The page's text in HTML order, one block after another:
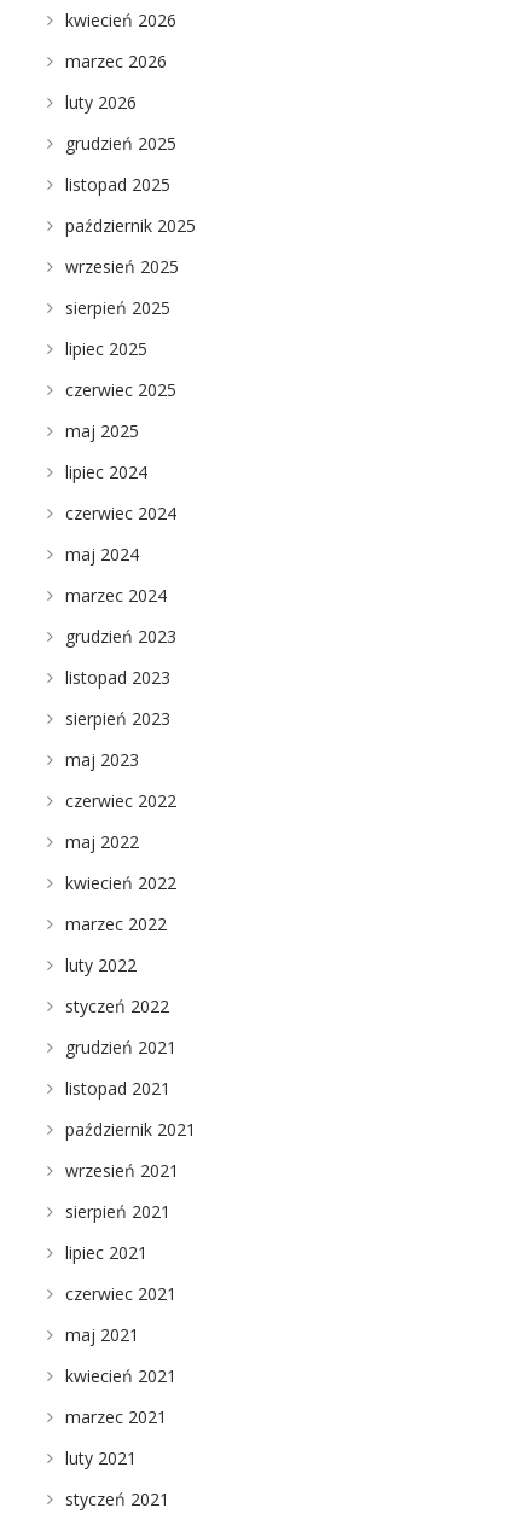
kwiecień 2026
marzec 2026
luty 2026
grudzień 2025
listopad 2025
październik 2025
wrzesień 2025
sierpień 2025
lipiec 2025
czerwiec 2025
maj 2025
lipiec 2024
czerwiec 2024
maj 2024
marzec 2024
grudzień 2023
listopad 2023
sierpień 2023
maj 2023
czerwiec 2022
maj 2022
kwiecień 2022
marzec 2022
luty 2022
styczeń 2022
grudzień 2021
listopad 2021
październik 2021
wrzesień 2021
sierpień 2021
lipiec 2021
czerwiec 2021
maj 2021
kwiecień 2021
marzec 2021
luty 2021
styczeń 2021